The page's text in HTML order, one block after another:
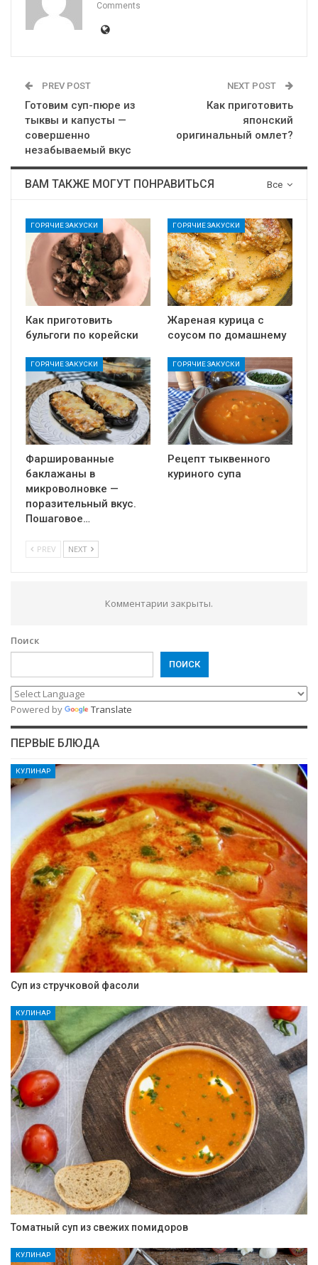
Comments
PREV POST
Готовим суп-пюре из
тыквы и капусты —
совершенно
незабываемый вкус
NEXT POST
Как приготовить
японский
оригинальный омлет?
Все
ВАМ ТАКЖЕ МОГУТ ПОНРАВИТЬСЯ
ГОРЯЧИЕ ЗАКУСКИ
Как приготовить
бульгоги по корейски
ГОРЯЧИЕ ЗАКУСКИ
Жареная курица с
соусом по домашнему
ГОРЯЧИЕ ЗАКУСКИ
Фаршированные
баклажаны в
микроволновке —
поразительный вкус.
Пошаговое…
ГОРЯЧИЕ ЗАКУСКИ
Рецепт тыквенного
куриного супа
PREV NEXT
Комментарии закрыты.
Поиск
ПОИСК
Powered by Translate
ПЕРВЫЕ БЛЮДА
КУЛИНАР
Суп из стручковой фасоли
КУЛИНАР
Томатный суп из свежих помидоров
КУЛИНАР